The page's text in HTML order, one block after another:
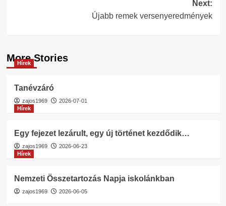
Next:
Újabb remek versenyeredmények
More Stories
Hírek
Tanévzáró
zajos1969
2026-07-01
Hírek
Egy fejezet lezárult, egy új történet kezdődik…
zajos1969
2026-06-23
Hírek
Nemzeti Összetartozás Napja iskolánkban
zajos1969 2026-06-05